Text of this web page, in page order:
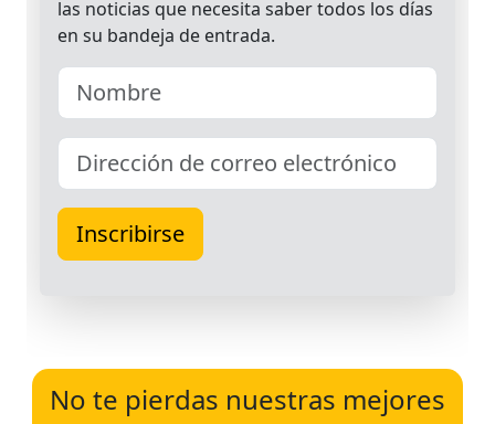
No te pierdas nuestras mejores